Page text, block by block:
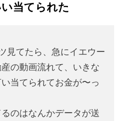
当てられた
見てたら、急にイエウー
の動画流れて、いきな
当てられてお金が〜っ
のはなんかデータが送